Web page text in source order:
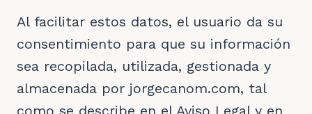
Al facilitar estos datos, el usuario da su
consentimiento para que su información
sea recopilada, utilizada, gestionada y
almacenada por jorgecanom.com, tal
como se describe en el Aviso Legal y en